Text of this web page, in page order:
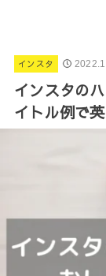
インスタ
インスタの
イトル例で